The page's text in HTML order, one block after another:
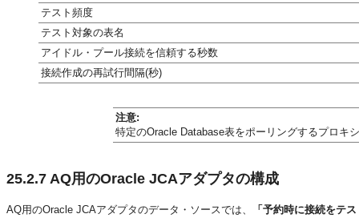
テスト頻度
テスト対象の表名
アイドル・プール接続を信頼する秒数
接続作成の再試行間隔(秒)
注意:
特定のOracle Database表をポーリングするプロキ
25.2.7 AQ用のOracle JCAアダプタの構成
AQ用のOracle JCAアダプタのデータ・ソースでは、 「予約時に接続をテ